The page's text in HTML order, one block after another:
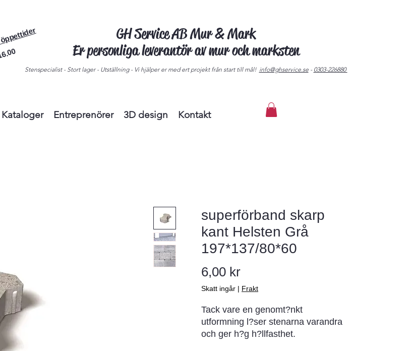
GH Service AB Mur & Mark
Er personliga leverantör av mur och marksten
Stenspecialist - Stort lager - Utställning - Vi hjälper er med ert projekt från start till mål! info@ghservice.se- 0303-226880
Kataloger Entreprenörer 3D design Kontakt
superförband skarp
kant Helsten Grå
197*137/80*60
6,00 krPris
Skatt ingår | Frakt
Tack vare en genomt?nkt
utformning l?ser stenarna varandra
och ger h?g h?llfasthet.